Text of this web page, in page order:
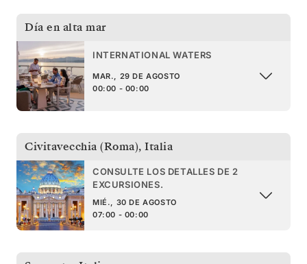
Día en alta mar
INTERNATIONAL WATERS
MAR., 29 DE AGOSTO
00:00 - 00:00
Civitavecchia (Roma), Italia
CONSULTE LOS DETALLES DE 2
EXCURSIONES.
MIÉ., 30 DE AGOSTO
07:00 - 00:00